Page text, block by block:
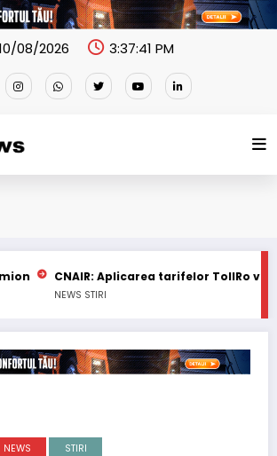
08/2026 3:37:42 PM
CNAIR: Aplicarea tarifelor TollRo va începe
STIRI
NEWS STIRI